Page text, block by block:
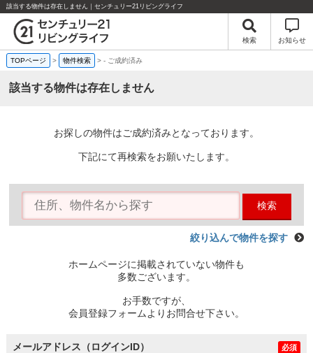
該当する物件は存在しません｜センチュリー21リビングライフ
検索 お知らせ
TOPページ > 物件検索 >- ご成約済み
該当する物件は存在しません
お探しの物件はご成約済みとなっております。
下記にて再検索をお願いたします。
検索
絞り込んで物件を探す
ホームページに掲載されていない物件も
多数ございます。
お手数ですが、
会員登録フォームよりお問合せ下さい。
メールアドレス（ログインID） 必須